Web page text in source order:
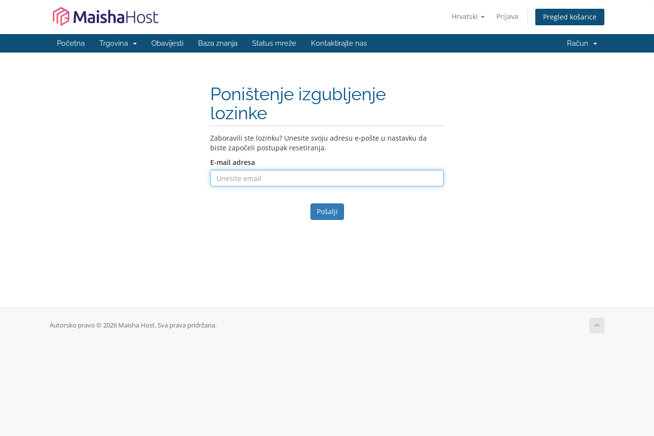
Hrvatski Prijava Pregled košarice
Početna Trgovina Obavijesti Baza znanja Status mreže Kontaktirajte nas Račun
Poništenje izgubljenje
lozinke
Zaboravili ste lozinku? Unesite svoju adresu e-pošte u nastavku da
biste započeli postupak resetiranja.
E-mail adresa
Pošalji
Autorsko pravo © 2026 Maisha Host. Sva prava pridržana.